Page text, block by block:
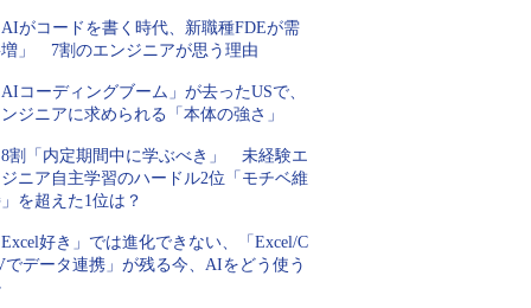
がコードを書く時代、新職種FDEが需
」 7割のエンジニアが思う理由
コーディングブーム」が去ったUSで、
ジニアに求められる「本体の強さ」
割「内定期間中に学ぶべき」 未経験エ
ニア自主学習のハードル2位「モチベ維
を超えた1位は？
好き」では進化できない、「Excel/C
でデータ連携」が残る今、AIをどう使う